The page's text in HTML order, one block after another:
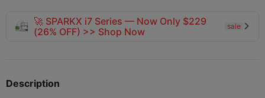
🚀 SPARKX i7 Series — Now Only $229
(26% OFF) >> Shop Now
sale 
Description